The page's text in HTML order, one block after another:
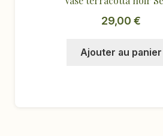
29,00 €
Ajouter au panier